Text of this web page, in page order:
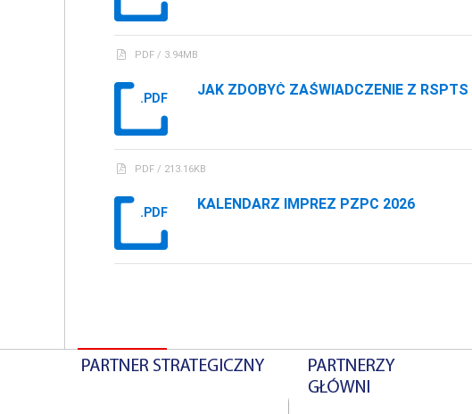
PDF / 3.94MB
.PDF JAK ZDOBYĆ ZAŚWIADCZENIE Z RSPTS
PDF / 213.16KB
.PDF KALENDARZ IMPREZ PZPC 2026